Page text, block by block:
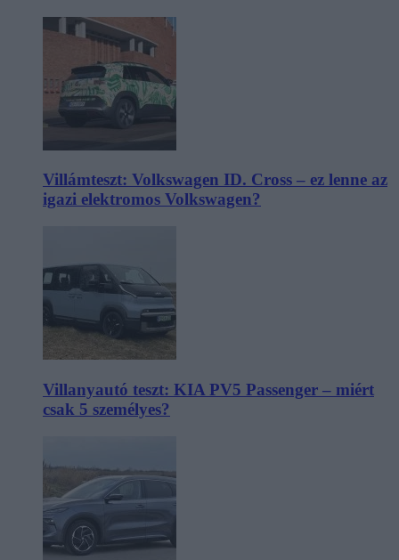
Villámteszt: Volkswagen ID. Cross – ez lenne az
igazi elektromos Volkswagen?
Villanyautó teszt: KIA PV5 Passenger – miért
csak 5 személyes?